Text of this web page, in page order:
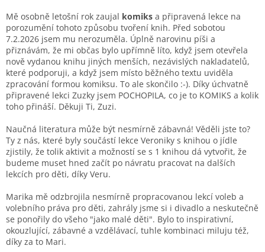
Mě osobně letošní rok zaujal komiks a připravená lekce na
porozumění tohoto způsobu tvoření knih. Před sobotou
7.2.2026 jsem mu nerozuměla. Úplně narovinu píši a
přiznávám, že mi občas bylo upřímně líto, když jsem otevřela
nově vydanou knihu jiných menších, nezávislých nakladatelů,
které podporuji, a když jsem místo běžného textu uviděla
zpracování formou komiksu. To ale skončilo :-). Díky úchvatně
připravené lekci Zuzky jsem POCHOPILA, co je to KOMIKS a kolik
toho přináší. Děkuji Ti, Zuzi.
Naučná literatura může být nesmírně zábavná! Věděli jste to?
Ty z nás, které byly součástí lekce Veroniky s knihou o jídle
zjistily, že tolik aktivit a možností se s 1 knihou dá vytvořit, že
budeme muset hned začít po návratu pracovat na dalších
lekcích pro děti, díky Veru.
Marika mě odzbrojila nesmírně propracovanou lekcí voleb a
volebního práva pro děti, zahrály jsme si i divadlo a neskutečně
se ponořily do všeho "jako malé děti". Bylo to inspirativní,
okouzlující, zábavné a vzdělávací, tuhle kombinaci miluju též,
díky za to Mari.